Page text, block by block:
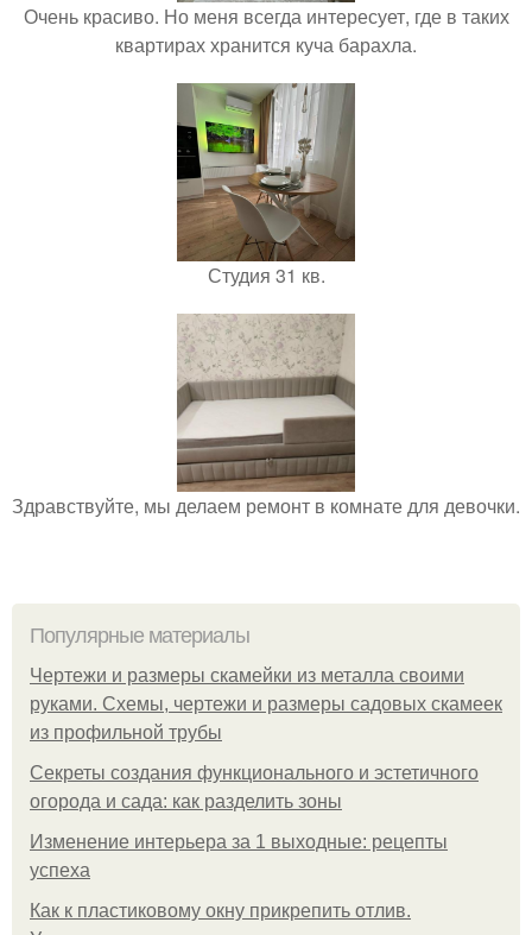
Очень красиво. Но меня всегда интересует, где в таких
квартирах хранится куча барахла.
Студия 31 кв.
Здравствуйте, мы делаем ремонт в комнате для девочки.
Популярные материалы
Чертежи и размеры скамейки из металла своими
руками. Схемы, чертежи и размеры садовых скамеек
из профильной трубы
Секреты создания функционального и эстетичного
огорода и сада: как разделить зоны
Изменение интерьера за 1 выходные: рецепты
успеха
Как к пластиковому окну прикрепить отлив.